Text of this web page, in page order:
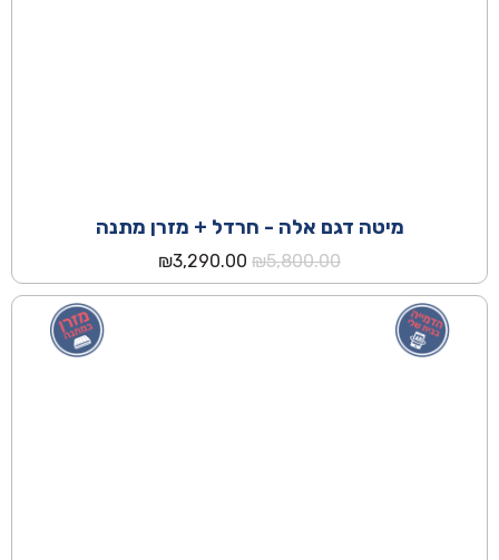
מיטה דגם אלה - חרדל + מזרן מתנה
₪5,800.00
המחיר
המקורי
היה:
₪3,290.00
הנוכחי
הוא:
₪3,290.00.